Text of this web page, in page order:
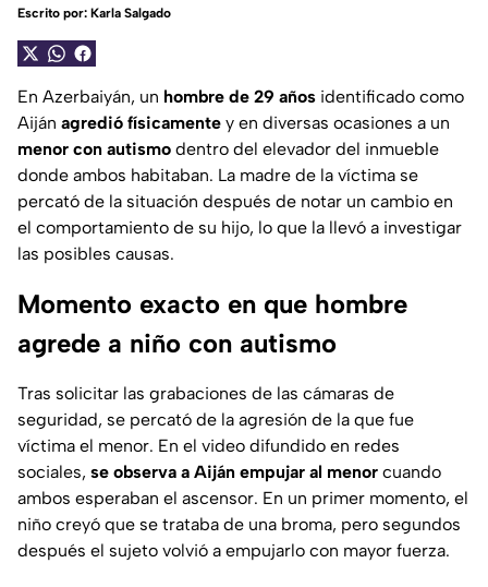
Escrito por: Karla Salgado
En Azerbaiyán, un hombre de 29 años identificado como
Aiján agredió físicamente y en diversas ocasiones a un
menor con autismo dentro del elevador del inmueble
donde ambos habitaban. La madre de la víctima se
percató de la situación después de notar un cambio en
el comportamiento de su hijo, lo que la llevó a investigar
las posibles causas.
Momento exacto en que hombre
agrede a niño con autismo
Tras solicitar las grabaciones de las cámaras de
seguridad, se percató de la agresión de la que fue
víctima el menor. En el video difundido en redes
sociales, se observa a Aiján empujar al menor cuando
ambos esperaban el ascensor. En un primer momento, el
niño creyó que se trataba de una broma, pero segundos
después el sujeto volvió a empujarlo con mayor fuerza.